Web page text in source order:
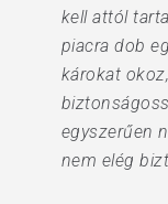
kell attól
piacra dob
károkat
egyszerűen
nem elég